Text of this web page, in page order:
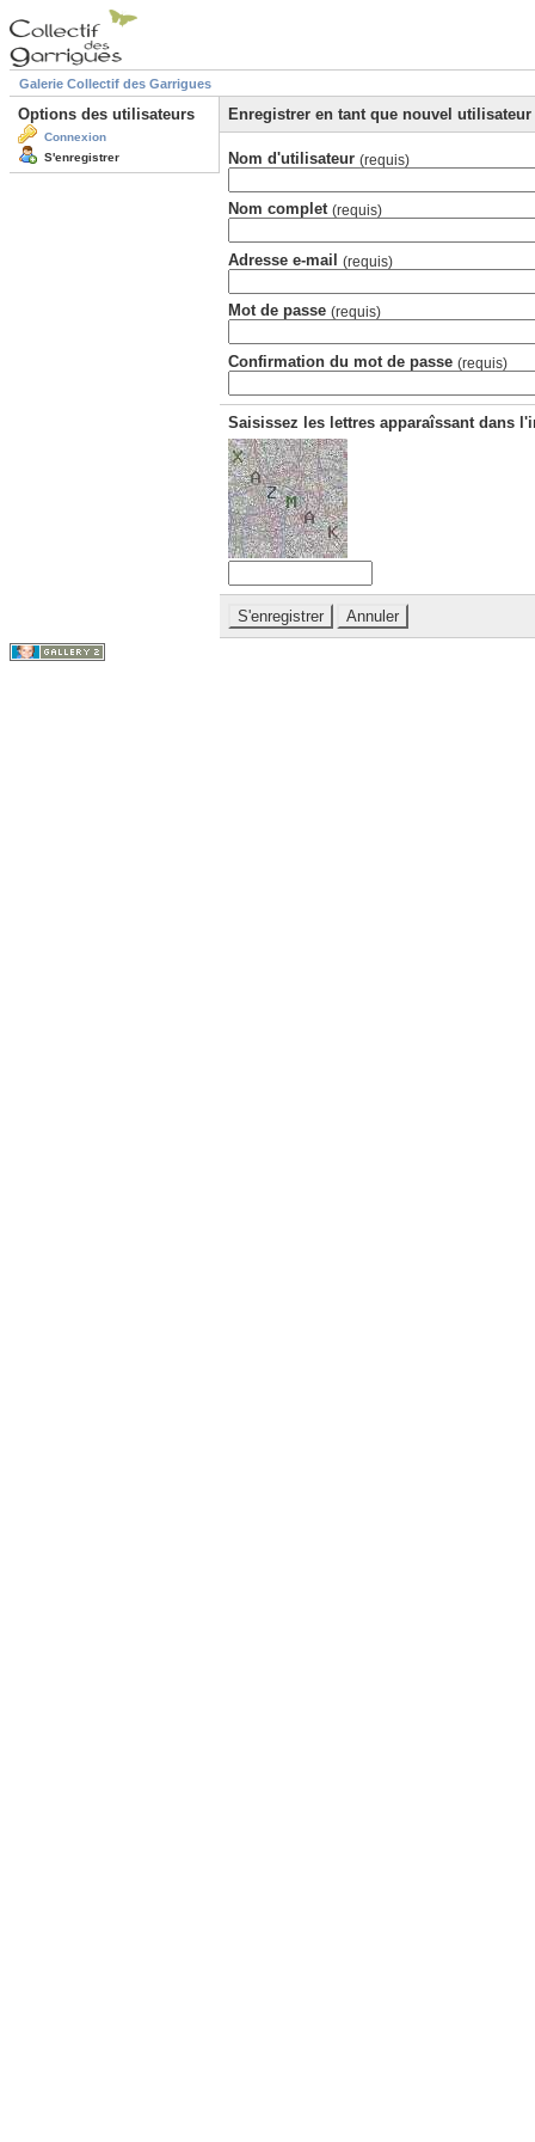
Galerie Collectif des Garrigues
Options des utilisateurs
Connexion
S'enregistrer
Enregistrer en tant que nouvel utilisateur
Nom d'utilisateur (requis)
Nom complet (requis)
Adresse e-mail (requis)
Mot de passe (requis)
Confirmation du mot de passe (requis)
Saisissez les lettres apparaîssant dans